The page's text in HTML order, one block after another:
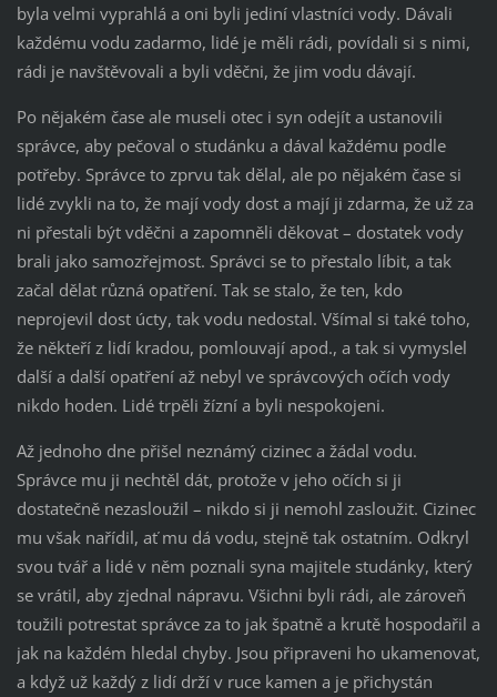
byla velmi vyprahlá a oni byli jediní vlastníci vody. Dávali
každému vodu zadarmo, lidé je měli rádi, povídali si s nimi,
rádi je navštěvovali a byli vděčni, že jim vodu dávají.
Po nějakém čase ale museli otec i syn odejít a ustanovili
správce, aby pečoval o studánku a dával každému podle
potřeby. Správce to zprvu tak dělal, ale po nějakém čase si
lidé zvykli na to, že mají vody dost a mají ji zdarma, že už za
ni přestali být vděčni a zapomněli děkovat – dostatek vody
brali jako samozřejmost. Správci se to přestalo líbit, a tak
začal dělat různá opatření. Tak se stalo, že ten, kdo
neprojevil dost úcty, tak vodu nedostal. Všímal si také toho,
že někteří z lidí kradou, pomlouvají apod., a tak si vymyslel
další a další opatření až nebyl ve správcových očích vody
nikdo hoden. Lidé trpěli žízní a byli nespokojeni.
Až jednoho dne přišel neznámý cizinec a žádal vodu.
Správce mu ji nechtěl dát, protože v jeho očích si ji
dostatečně nezasloužil – nikdo si ji nemohl zasloužit. Cizinec
mu však nařídil, ať mu dá vodu, stejně tak ostatním. Odkryl
svou tvář a lidé v něm poznali syna majitele studánky, který
se vrátil, aby zjednal nápravu. Všichni byli rádi, ale zároveň
toužili potrestat správce za to jak špatně a krutě hospodařil a
jak na každém hledal chyby. Jsou připraveni ho ukamenovat,
a když už každý z lidí drží v ruce kamen a je přichystán